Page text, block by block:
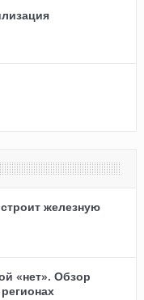
железную
«нет». Обзор